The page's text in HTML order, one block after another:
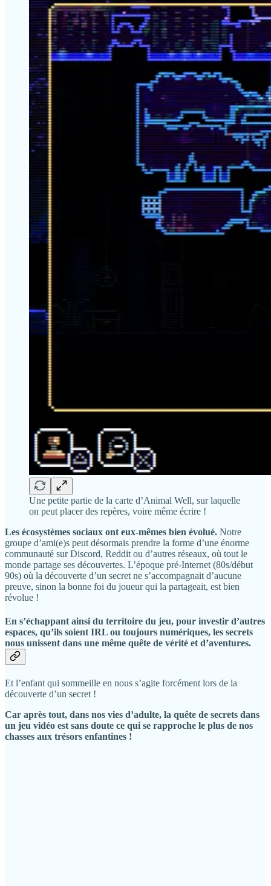
Une petite partie de la carte d’Animal Well, sur laquelle
on peut placer des repères, voire même écrire !
Les écosystèmes sociaux ont eux-mêmes bien évolué. Notre
groupe d’ami(e)s peut désormais prendre la forme d’une énorme
communauté sur Discord, Reddit ou d’autres réseaux, où tout le
monde partage ses découvertes. L’époque pré-Internet (80s/début
90s) où la découverte d’un secret ne s’accompagnait d’aucune
preuve, sinon la bonne foi du joueur qui la partageait, est bien
révolue !
En s’échappant ainsi du territoire du jeu, pour investir d’autres
espaces, qu’ils soient IRL ou toujours numériques, les secrets
nous unissent dans une même quête de vérité et d’aventures.
Et l’enfant qui sommeille en nous s’agite forcément lors de la
découverte d’un secret !
Car après tout, dans nos vies d’adulte, la quête de secrets dans
un jeu vidéo est sans doute ce qui se rapproche le plus de nos
chasses aux trésors enfantines !